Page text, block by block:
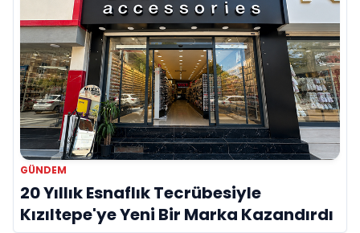
GÜNDEM
20 Yıllık Esnaflık Tecrübesiyle
Kızıltepe'ye Yeni Bir Marka Kazandırdı